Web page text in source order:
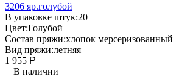
3206 яр.голубой
В упаковке штук:20
Цвет:Голубой
Состав пряжи:хлопок мерсеризованный
Вид пряжи:летняя
1 955 Р
В наличии